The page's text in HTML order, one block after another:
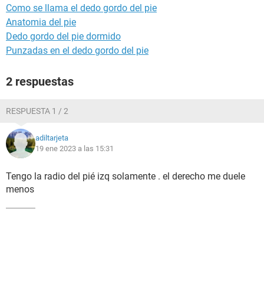
Como se llama el dedo gordo del pie
Anatomia del pie
Dedo gordo del pie dormido
Punzadas en el dedo gordo del pie
2 respuestas
RESPUESTA 1 / 2
adiltarjeta
19 ene 2023 a las 15:31
Tengo la radio del pié izq solamente . el derecho me duele
menos